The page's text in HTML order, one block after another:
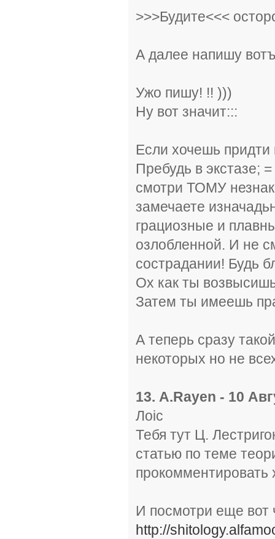
>>>Будите<<<
А далее напишу
Ужо пишу! !! )))
Ну вот значит:::
Если хочешь придти
Пребудь в экстазе;
смотри ТОМУ
замечаете
грациозные и
озлобленной. И не
сострадании! Будь
Ох как ты
Затем ты имеешь
А теперь сразу
некоторых но не
13. A.Rayen - 10
Лоiс
Тебя тут Ц.
статью по теме
прокомментировать
И посмотри еще вот
http://